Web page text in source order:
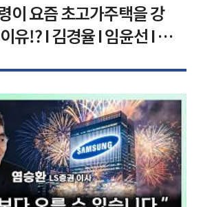
이 요즘 초고가주택을 강
유!? I 김경율 I 임윤선 I 정